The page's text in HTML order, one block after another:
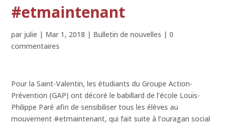
#etmaintenant
par julie | Mar 1, 2018 | Bulletin de nouvelles |0
commentaires
Pour la Saint-Valentin, les étudiants du Groupe Action-
Prévention (GAP) ont décoré le babillard de l’école Louis-
Philippe Paré afin de sensibiliser tous les élèves au
mouvement #etmaintenant, qui fait suite à l’ouragan social